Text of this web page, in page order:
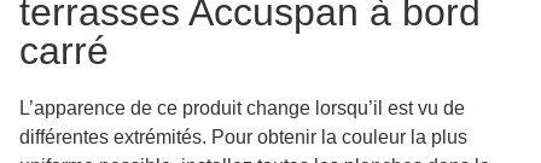
terrasses Accuspan à bord
carré
L’apparence de ce produit change lorsqu’il est vu de
différentes extrémités. Pour obtenir la couleur la plus